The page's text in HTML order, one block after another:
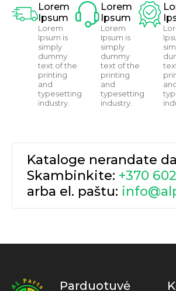
Lorem
Ipsum
Lorem
Ipsum is
simply
dummy
text of the
printing
and
typesetting
industry.
Lorem
Ipsum
Lorem
Ipsum is
simply
dummy
text of the
printing
and
typesetting
industry.
Kataloge nerandate
Skambinkite: +370
arba el. paštu:
Parduotuvė